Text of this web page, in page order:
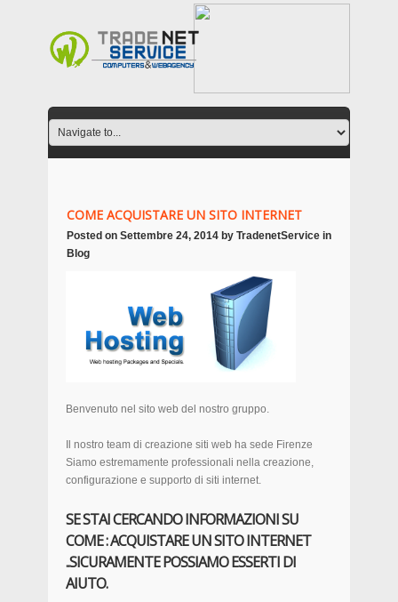
COME ACQUISTARE UN SITO INTERNET
Posted on Settembre 24, 2014 by TradenetService in
Blog
Benvenuto nel sito web del nostro gruppo.
Il nostro team di creazione siti web ha sede Firenze
Siamo estremamente professionali nella creazione,
configurazione e supporto di siti internet.
SE STAI CERCANDO INFORMAZIONI SU
COME : ACQUISTARE UN SITO INTERNET
..SICURAMENTE POSSIAMO ESSERTI DI
AIUTO.